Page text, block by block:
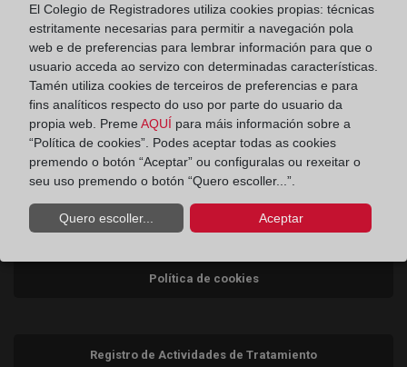
Ir a Instagram (abre en ventana nueva)
Contacto Consumidores
Teléfono:900 10 11 41
Aviso legal
Política de privacidad
Política de cookies
Registro de Actividades de Tratamiento
El Colegio de Registradores utiliza cookies propias: técnicas
estritamente necesarias para permitir a navegación pola
web e de preferencias para lembrar información para que o
usuario acceda ao servizo con determinadas características.
Tamén utiliza cookies de terceiros de preferencias e para
fins analíticos respecto do uso por parte do usuario da
propia web. Preme AQUÍ para máis información sobre a
“Política de cookies”. Podes aceptar todas as cookies
premendo o botón “Aceptar” ou configuralas ou rexeitar o
seu uso premendo o botón “Quero escoller...”.
Quero escoller... Aceptar